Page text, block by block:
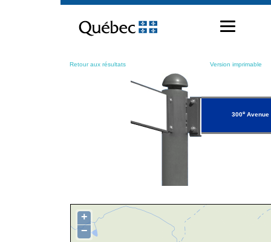
contenu
Retour aux résultats Version imprimable
300eAvenue
+
−